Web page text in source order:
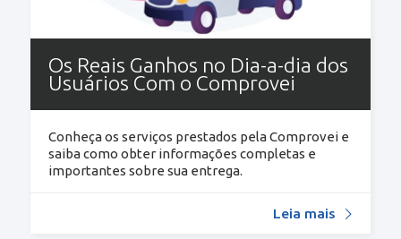
Os Reais Ganhos no Dia-a-dia dos
Usuários Com o Comprovei
Conheça os serviços prestados pela Comprovei e
saiba como obter informações completas e
importantes sobre sua entrega.
Leia mais